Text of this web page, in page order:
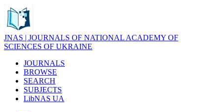
JNAS | JOURNALS OF NATIONAL ACADEMY OF
SCIENCES OF UKRAINE
JOURNALS
BROWSE
SEARCH
SUBJECTS
LibNAS UA